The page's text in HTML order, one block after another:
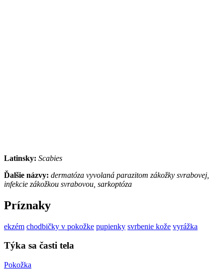
Latinsky: Scabies
Ďalšie názvy: dermatóza vyvolaná parazitom zákožky svrabovej,
infekcie zákožkou svrabovou, sarkoptóza
Príznaky
ekzém chodbičky v pokožke pupienky svrbenie kože vyrážka
Týka sa časti tela
Pokožka